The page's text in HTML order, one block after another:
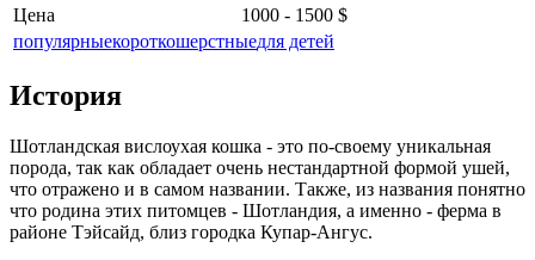
Цена
1000 - 1500 $
популярныекороткошерстныедля детей
История
Шотландская вислоухая кошка - это по-своему уникальная
порода, так как обладает очень нестандартной формой ушей,
что отражено и в самом названии. Также, из названия понятно
что родина этих питомцев - Шотландия, а именно - ферма в
районе Тэйсайд, близ городка Купар-Ангус.